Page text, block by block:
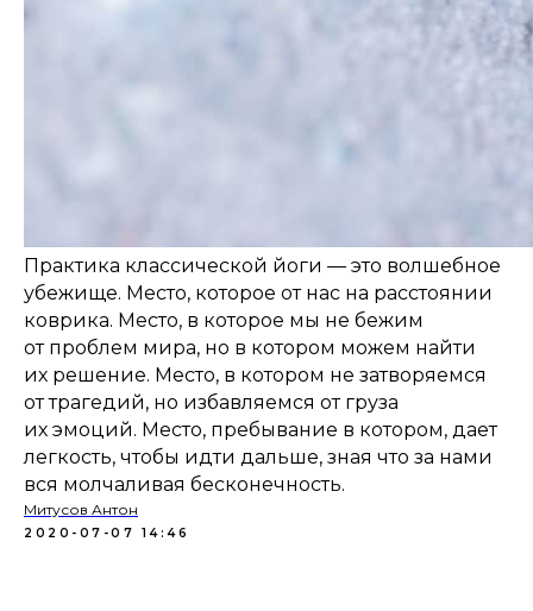
Практика классической йоги — это волшебное
убежище. Место, которое от нас на расстоянии
коврика. Место, в которое мы не бежим
от проблем мира, но в котором можем найти
их решение. Место, в котором не затворяемся
от трагедий, но избавляемся от груза
их эмоций. Место, пребывание в котором, дает
легкость, чтобы идти дальше, зная что за нами
вся молчаливая бесконечность.
Митусов Антон
2020-07-07 14:46